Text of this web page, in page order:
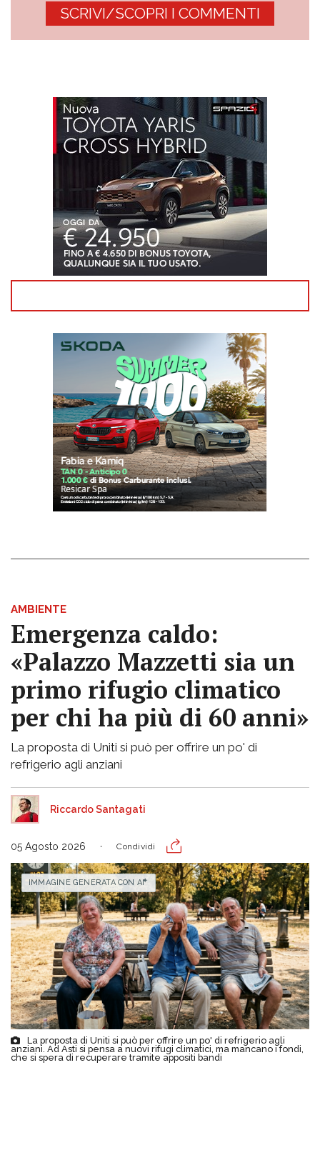
SCRIVI/SCOPRI I COMMENTI
AMBIENTE
Emergenza caldo:
«Palazzo Mazzetti sia un
primo rifugio climatico
per chi ha più di 60 anni»
La proposta di Uniti si può per offrire un po' di
refrigerio agli anziani
Riccardo Santagati
05 Agosto 2026 Condividi
La proposta di Uniti si può per offrire un po' di refrigerio agli
anziani. Ad Asti si pensa a nuovi rifugi climatici, ma mancano i fondi,
che si spera di recuperare tramite appositi bandi
IMMAGINE GENERATA CON AI